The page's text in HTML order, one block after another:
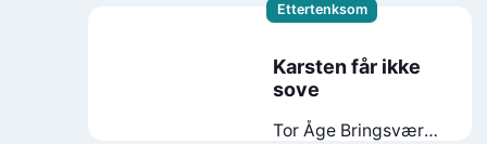
Ettertenksom
Karsten får ikke
sove
Tor Åge Bringsværd